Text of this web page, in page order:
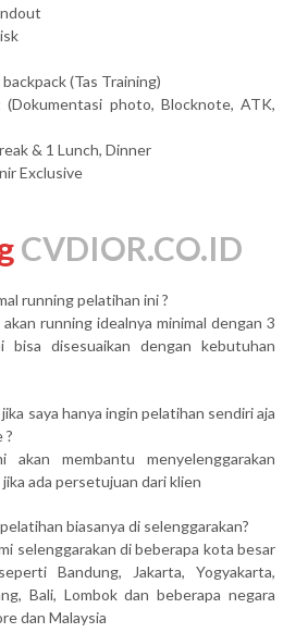
backpack (Tas Training)
(Dokumentasi photo, Blocknote, ATK,
& 1 Lunch, Dinner
Exclusive
CVDIOR.CO.ID
running pelatihan ini ?
akan running idealnya minimal dengan 3
bisa disesuaikan dengan kebutuhan
saya hanya ingin pelatihan sendiri aja
?
membantu menyelenggarakan
ada persetujuan dari klien
biasanya di selenggarakan?
selenggarakan di beberapa kota besar
Bandung, Jakarta, Yogyakarta,
Bali, Lombok dan beberapa negara
dan Malaysia